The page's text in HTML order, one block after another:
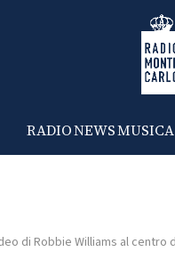
RADIONEWSMUSICA
di Robbie Williams al centro